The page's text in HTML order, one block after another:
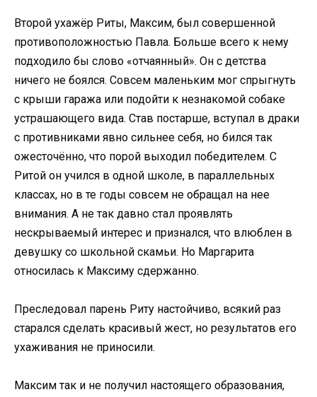
Второй ухажёр Риты, Максим, был совершенной
противоположностью Павла. Больше всего к нему
подходило бы слово «отчаянный». Он с детства
ничего не боялся. Совсем маленьким мог спрыгнуть
с крыши гаража или подойти к незнакомой собаке
устрашающего вида. Став постарше, вступал в драки
с противниками явно сильнее себя, но бился так
ожесточённо, что порой выходил победителем. С
Ритой он учился в одной школе, в параллельных
классах, но в те годы совсем не обращал на нее
внимания. А не так давно стал проявлять
нескрываемый интерес и признался, что влюблен в
девушку со школьной скамьи. Но Маргарита
относилась к Максиму сдержанно.
Преследовал парень Риту настойчиво, всякий раз
старался сделать красивый жест, но результатов его
ухаживания не приносили.
Максим так и не получил настоящего образования,